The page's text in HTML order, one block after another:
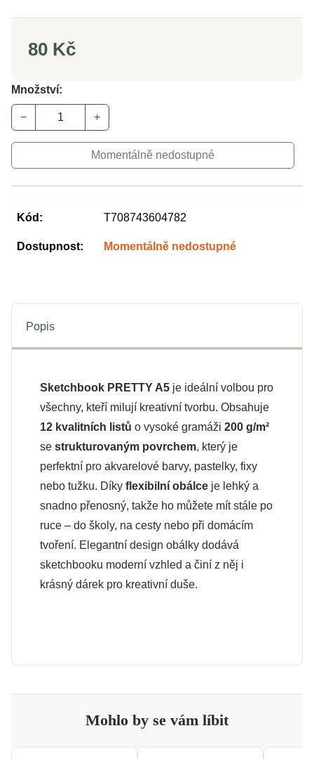
80 Kč
Množství:
− +
Momentálně nedostupné
Kód: T708743604782
Dostupnost: Momentálně nedostupné
Popis
Sketchbook PRETTY A5 je ideální volbou pro
všechny, kteří milují kreativní tvorbu. Obsahuje
12 kvalitních listů o vysoké gramáži 200 g/m²
se strukturovaným povrchem, který je
perfektní pro akvarelové barvy, pastelky, fixy
nebo tužku. Díky flexibilní obálce je lehký a
snadno přenosný, takže ho můžete mít stále po
ruce – do školy, na cesty nebo při domácím
tvoření. Elegantní design obálky dodává
sketchbooku moderní vzhled a činí z něj i
krásný dárek pro kreativní duše.
Mohlo by se vám líbit